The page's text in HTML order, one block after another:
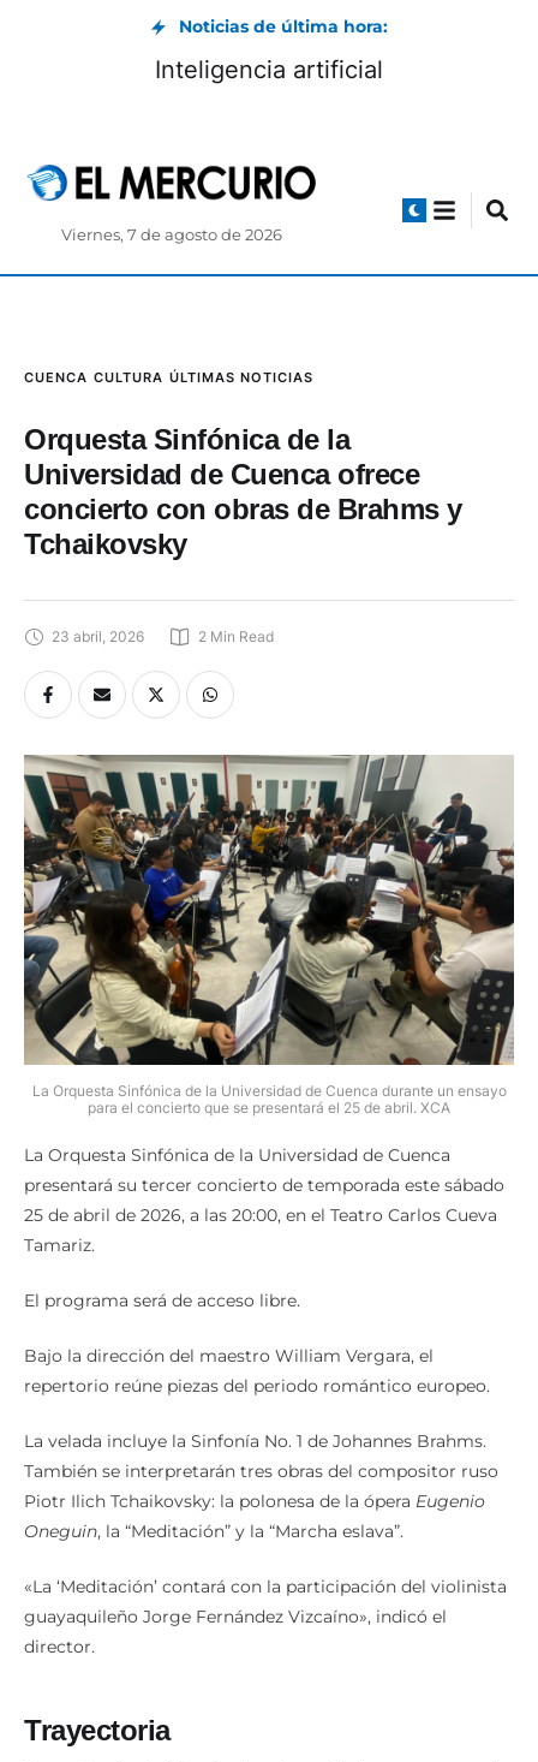
Noticias de última hora:
Inteligencia artificial
Viernes, 7 de agosto de 2026
CUENCA CULTURA ÚLTIMAS NOTICIAS
Orquesta Sinfónica de la
Universidad de Cuenca ofrece
concierto con obras de Brahms y
Tchaikovsky
23 abril, 2026 2 Min Read
La Orquesta Sinfónica de la Universidad de Cuenca durante un ensayo
para el concierto que se presentará el 25 de abril. XCA
La Orquesta Sinfónica de la Universidad de Cuenca
presentará su tercer concierto de temporada este sábado
25 de abril de 2026, a las 20:00, en el Teatro Carlos Cueva
Tamariz.
El programa será de acceso libre.
Bajo la dirección del maestro William Vergara, el
repertorio reúne piezas del periodo romántico europeo.
La velada incluye la Sinfonía No. 1 de Johannes Brahms.
También se interpretarán tres obras del compositor ruso
Piotr Ilich Tchaikovsky: la polonesa de la ópera Eugenio
Oneguin, la “Meditación” y la “Marcha eslava”.
«La ‘Meditación’ contará con la participación del violinista
guayaquileño Jorge Fernández Vizcaíno», indicó el
director.
Trayectoria